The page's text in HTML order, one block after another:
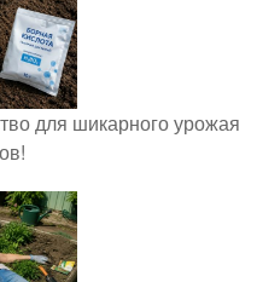
для шикарного урожая